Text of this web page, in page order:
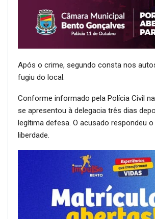
Após o crime, segundo consta nos
fugiu do local.
Conforme informado pela Polícia Civil
se apresentou à delegacia três dias
legítima defesa. O acusado respondeu
liberdade.